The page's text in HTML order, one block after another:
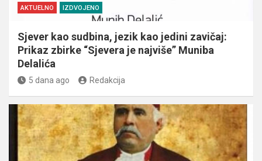
AKTUELNO IZDVOJENO
Sjever kao sudbina, jezik kao jedini zavičaj:
Prikaz zbirke “Sjevera je najviše” Muniba
Delalića
5 dana ago Redakcija